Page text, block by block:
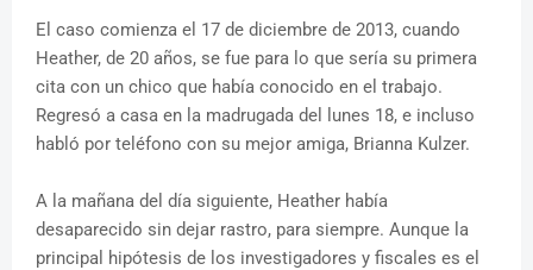
El caso comienza el 17 de diciembre de 2013, cuando
Heather, de 20 años, se fue para lo que sería su primera
cita con un chico que había conocido en el trabajo.
Regresó a casa en la madrugada del lunes 18, e incluso
habló por teléfono con su mejor amiga, Brianna Kulzer.
A la mañana del día siguiente, Heather había
desaparecido sin dejar rastro, para siempre. Aunque la
principal hipótesis de los investigadores y fiscales es el